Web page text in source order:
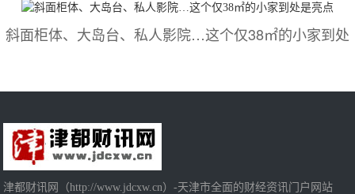
斜面柜体、大岛台、私人影院…这个仅38㎡的小家到处
津都财讯网（http://www.jdcxw.cn）-天津市全面的财经资讯门户网站